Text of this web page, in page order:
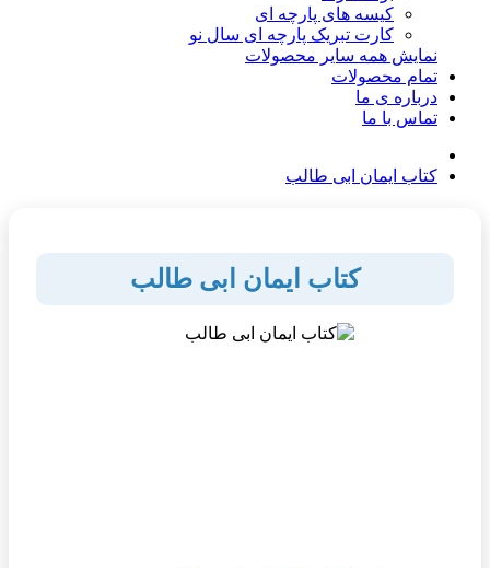
کیسه های پارچه ای
کارت تبریک پارچه ای سال نو
نمایش همه سایر محصولات
تمام محصولات
درباره ی ما
تماس با ما
کتاب ایمان ابی طالب
کتاب ایمان ابی طالب